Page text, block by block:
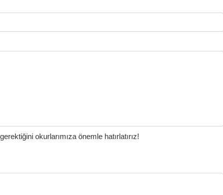
okurlarımıza önemle hatırlatırız!